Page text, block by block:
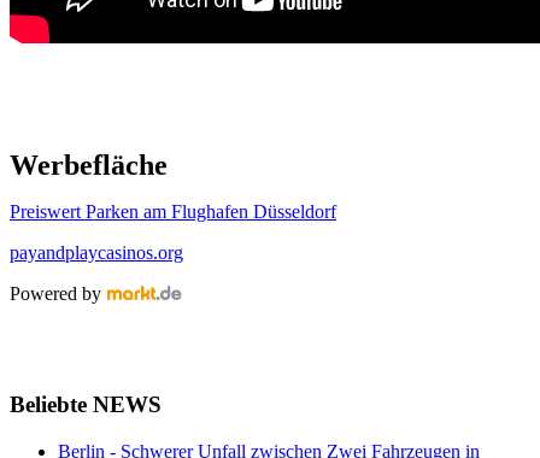
Werbefläche
Preiswert Parken am Flughafen Düsseldorf
payandplaycasinos.org
Powered by
Beliebte NEWS
Berlin - Schwerer Unfall zwischen Zwei Fahrzeugen in